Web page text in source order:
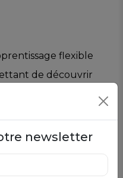
flexible
de découvrir
Nederlands"
avec des
newsletter